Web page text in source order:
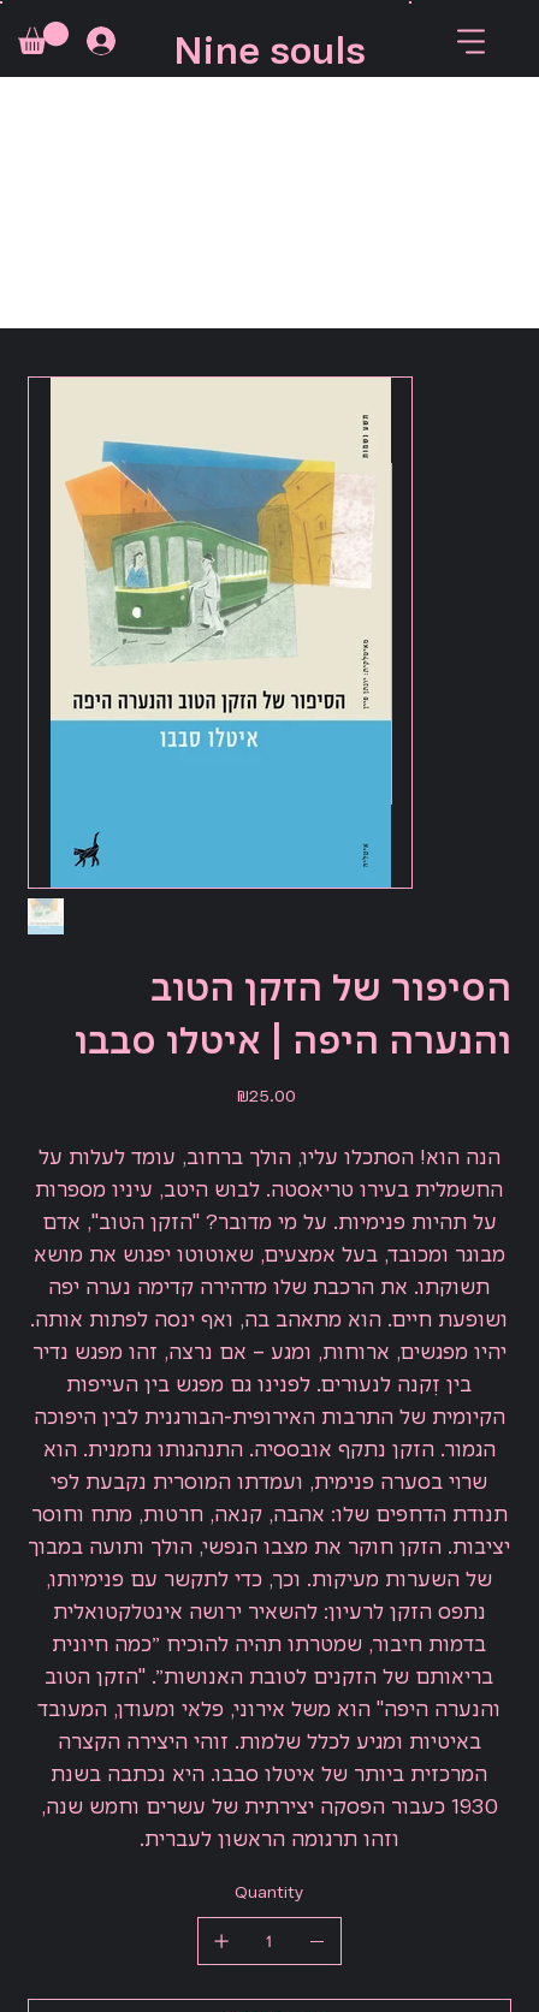
Nine souls
הסיפור של הזקן הטוב
והנערה היפה | איטלו סבבו
Price
₪25.00
הנה הוא! הסתכלו עליו, הולך ברחוב, עומד לעלות על
החשמלית בעירו טריאסטה. לבוש היטב, עיניו מספרות
על תהיות פנימיות. על מי מדובר? "הזקן הטוב", אדם
מבוגר ומכובד, בעל אמצעים, שאוטוטו יפגוש את מושא
תשוקתו. את הרכבת שלו מדהירה קדימה נערה יפה
ושופעת חיים. הוא מתאהב בה, ואף ינסה לפתות אותה.
יהיו מפגשים, ארוחות, ומגע – אם נרצה, זהו מפגש נדיר
בין זִקנה לנעורים. לפנינו גם מפגש בין העייפות
הקיומית של התרבות האירופית-הבורגנית לבין היפוכה
הגמור. הזקן נתקף אובססיה. התנהגותו גחמנית. הוא
שרוי בסערה פנימית, ועמדתו המוסרית נקבעת לפי
תנודת הדחפים שלו: אהבה, קנאה, חרטות, מתח וחוסר
יציבות. הזקן חוקר את מצבו הנפשי, הולך ותועה במבוך
של השערות מעיקות. וכך, כדי לתקשר עם פנימיותו,
נתפס הזקן לרעיון: להשאיר ירושה אינטלקטואלית
בדמות חיבור, שמטרתו תהיה להוכיח ״כמה חיונית
בריאותם של הזקנים לטובת האנושות״. "הזקן הטוב
והנערה היפה" הוא משל אירוני, פלאי ומעודן, המעובד
באיטיות ומגיע לכלל שלמות. זוהי היצירה הקצרה
המרכזית ביותר של איטלו סבבו. היא נכתבה בשנת
1930 כעבור הפסקה יצירתית של עשרים וחמש שנה,
וזהו תרגומה הראשון לעברית.
Quantity